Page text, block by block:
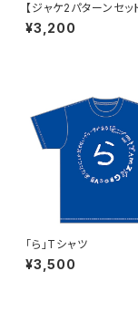
【ジャケ2パターンセッ
たむ＆レディビアード「
D&D ～完全にリード
¥3,200
「ら」Tシャツ
¥3,500